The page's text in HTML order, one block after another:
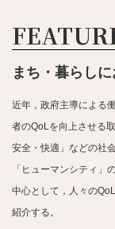
まち・暮らし
近年，政府主導による
者のQoLを向上させる
安全・快適」などの社
「ヒューマンシティ」
中心として，人々の
紹介する。